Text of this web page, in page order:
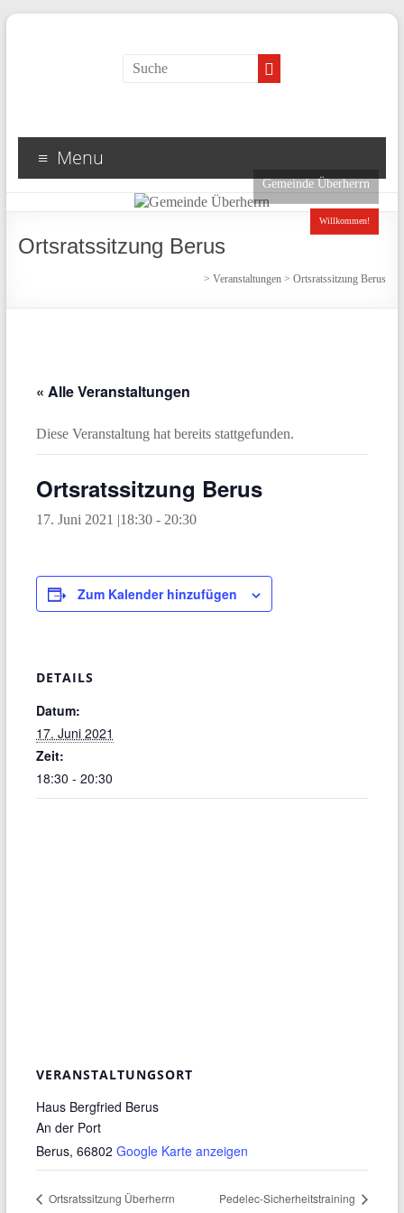
Menu
Gemeinde Überherrn
Willkommen!
Ortsratssitzung Berus
>Veranstaltungen >Ortsratssitzung Berus
« Alle Veranstaltungen
Diese Veranstaltung hat bereits stattgefunden.
Ortsratssitzung Berus
17. Juni 2021 |18:30- 20:30
Zum Kalender hinzufügen
DETAILS
Datum:
17. Juni 2021
Zeit:
18:30 - 20:30
VERANSTALTUNGSORT
Haus Bergfried Berus
An der Port
Berus, 66802 Google Karte anzeigen
Ortsratssitzung Überherrn Pedelec-Sicherheitstraining